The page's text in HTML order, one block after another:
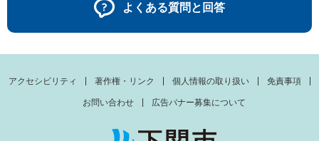
よくある質問と回答
アクセシビリティ 著作権・リンク 個人情報の取り扱い 免責事項
お問い合わせ 広告バナー募集について